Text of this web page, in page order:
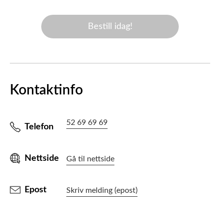
Bestill idag!
Kontaktinfo
Telefon 52 69 69 69
Nettside Gå til nettside
Epost Skriv melding (epost)